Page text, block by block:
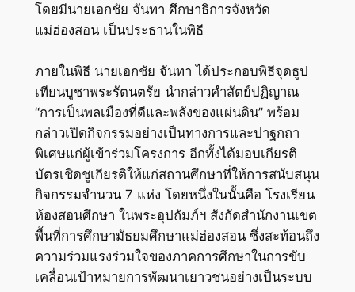
โดยมีนายเอกชัย จันทา ศึกษาธิการจังหวัด
แม่ฮ่องสอน เป็นประธานในพิธี
ภายในพิธี นายเอกชัย จันทา ได้ประกอบพิธีจุดธูป
เทียนบูชาพระรัตนตรัย นำกล่าวคำสัตย์ปฏิญาณ
“การเป็นพลเมืองที่ดีและพลังของแผ่นดิน” พร้อม
กล่าวเปิดกิจกรรมอย่างเป็นทางการและปาฐกถา
พิเศษแก่ผู้เข้าร่วมโครงการ อีกทั้งได้มอบเกียรติ
บัตรเชิดชูเกียรติให้แก่สถานศึกษาที่ให้การสนับสนุน
กิจกรรมจำนวน 7 แห่ง โดยหนึ่งในนั้นคือ โรงเรียน
ห้องสอนศึกษา ในพระอุปถัมภ์ฯ สังกัดสำนักงานเขต
พื้นที่การศึกษามัธยมศึกษาแม่ฮ่องสอน ซึ่งสะท้อนถึง
ความร่วมแรงร่วมใจของภาคการศึกษาในการขับ
เคลื่อนเป้าหมายการพัฒนาเยาวชนอย่างเป็นระบบ